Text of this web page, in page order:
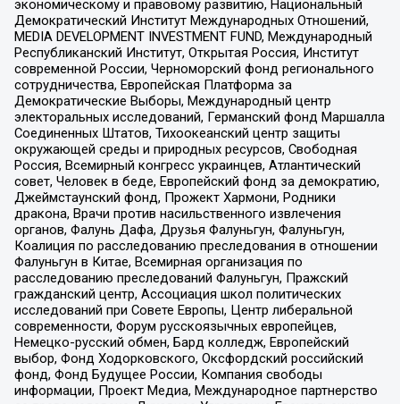
экономическому и правовому развитию, Национальный
Демократический Институт Международных Отношений,
MEDIA DEVELOPMENT INVESTMENT FUND, Международный
Республиканский Институт, Открытая Россия, Институт
современной России, Черноморский фонд регионального
сотрудничества, Европейская Платформа за
Демократические Выборы, Международный центр
электоральных исследований, Германский фонд Маршалла
Соединенных Штатов, Тихоокеанский центр защиты
окружающей среды и природных ресурсов, Свободная
Россия, Всемирный конгресс украинцев, Атлантический
совет, Человек в беде, Европейский фонд за демократию,
Джеймстаунский фонд, Прожект Хармони, Родники
дракона, Врачи против насильственного извлечения
органов, Фалунь Дафа, Друзья Фалуньгун, Фалуньгун,
Коалиция по расследованию преследования в отношении
Фалуньгун в Китае, Всемирная организация по
расследованию преследований Фалуньгун, Пражский
гражданский центр, Ассоциация школ политических
исследований при Совете Европы, Центр либеральной
современности, Форум русскоязычных европейцев,
Немецко-русский обмен, Бард колледж, Европейский
выбор, Фонд Ходорковского, Оксфордский российский
фонд, Фонд Будущее России, Компания свободы
информации, Проект Медиа, Международное партнерство